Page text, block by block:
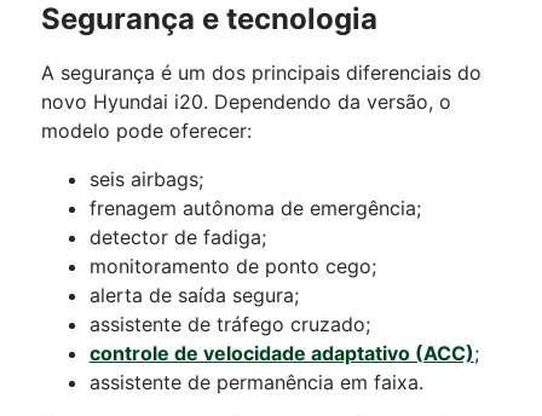
Segurança e tecnologia
A segurança é um dos principais diferenciais do
novo Hyundai i20. Dependendo da versão, o
modelo pode oferecer:
seis airbags;
frenagem autônoma de emergência;
detector de fadiga;
monitoramento de ponto cego;
alerta de saída segura;
assistente de tráfego cruzado;
controle de velocidade adaptativo (ACC);
assistente de permanência em faixa.